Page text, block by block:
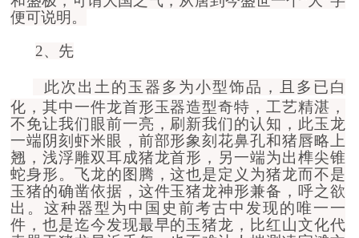
便可说明。
2、先
此次出土的玉器多为小型饰品，且多已白
化 ，其中一件龙首形玉器造型奇特，工艺精湛，
不免让我们眼前一亮，刷新我们的认知，此玉龙
一端阴刻虾米眼，前部形象刻花鼻孔和猪唇略上
翘 ，浅浮雕双耳成猪龙首形，另一端为出榫尖锥
蛇身形。飞龙的图腾，这也是定义为猪龙而不是
玉猪的确凿依据，这件玉猪龙神形兼备，呼之欲
出。这种器型 为中国史前考古中发现的唯一一
件 ，也是迄今发现最早的玉猪龙，比红山文化代